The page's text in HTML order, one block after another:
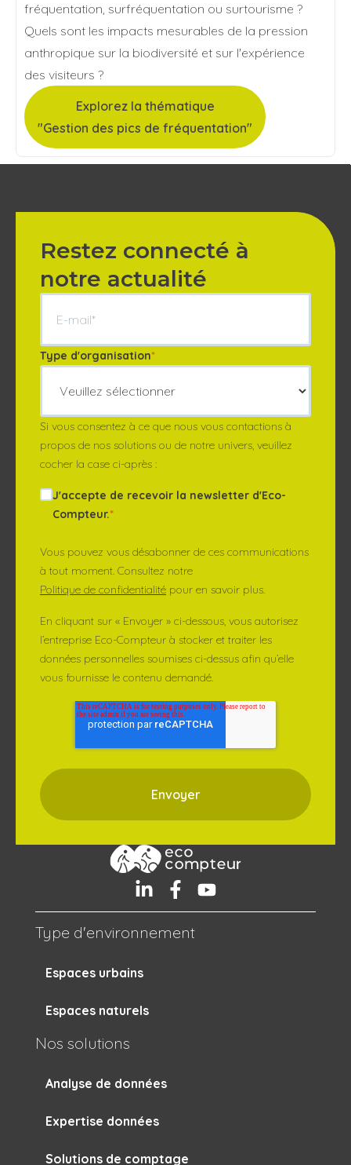
fréquentation, surfréquentation ou surtourisme ?
Quels sont les impacts mesurables de la pression
anthropique sur la biodiversité et sur l'expérience
des visiteurs ?
Explorez la thématique
"Gestion des pics de fréquentation"
Type d'environnement
Espaces urbains
Espaces naturels
Nos solutions
Analyse de données
Expertise données
Solutions de comptage
Restez connecté à
notre actualité
Type d'organisation*
Si vous consentez à ce que nous vous contactions à
propos de nos solutions ou de notre univers, veuillez
cocher la case ci-après :
J'accepte de recevoir la newsletter d'Eco-
Compteur.*
Vous pouvez vous désabonner de ces communications
à tout moment. Consultez notre
Politique de confidentialité pour en savoir plus.
En cliquant sur « Envoyer » ci-dessous, vous autorisez
l’entreprise Eco-Compteur à stocker et traiter les
données personnelles soumises ci-dessus afin qu’elle
vous fournisse le contenu demandé.